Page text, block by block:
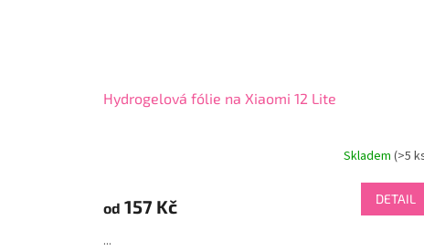
Hydrogelová fólie na Xiaomi 12 Lite
Skladem(>5
od 157 Kč DETAIL
...